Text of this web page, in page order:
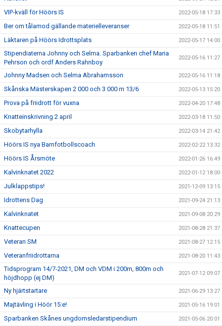
VIP-kväll för Höörs IS 2022-05-18 17:33
Ber om tålamod gällande materielleveranser 2022-05-18 11:51
Läktaren på Höörs Idrottsplats 2022-05-17 14:00
Stipendiaterna Johnny och Selma. Sparbanken chef Maria
Pehrson och ordf Anders Rahnboy
2022-05-16 11:27
Johnny Madsen och Selma Abrahamsson 2022-05-16 11:18
Skånska Mästerskapen 2 000 och 3 000 m 13/6 2022-05-13 15:20
Prova på friidrott för vuxna 2022-04-20 17:48
Knatteinskrivning 2 april 2022-03-18 11:50
Skobytarhylla 2022-03-14 21:42
Höörs IS nya Barnfotbollscoach 2022-02-22 13:32
Höörs IS Årsmöte 2022-01-26 16:49
Kalvinknatet 2022 2022-01-12 18:00
Julklappstips! 2021-12-09 13:15
Idrottens Dag 2021-09-24 21:13
Kalvinknatet 2021-09-08 20:29
Knattecupen 2021-08-28 21:37
Veteran SM 2021-08-27 12:15
Veteranfriidrottarna 2021-08-20 11:43
Tidsprogram 14/7-2021, DM och VDM i 200m, 800m och
höjdhopp (ej DM)
2021-07-12 09:07
Ny hjärtstartare 2021-06-29 13:27
Majtävling i Höör 15:e! 2021-05-16 19:01
Sparbanken Skånes ungdomsledarstipendium 2021-05-06 20:01